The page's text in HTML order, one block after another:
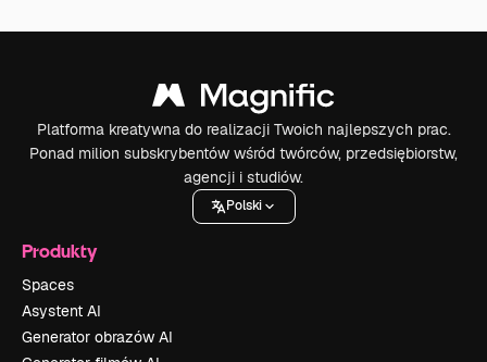
Platforma kreatywna do realizacji Twoich najlepszych prac.
Ponad milion subskrybentów wśród twórców, przedsiębiorstw,
agencji i studiów.
Polski
Produkty
Spaces
Asystent AI
Generator obrazów AI